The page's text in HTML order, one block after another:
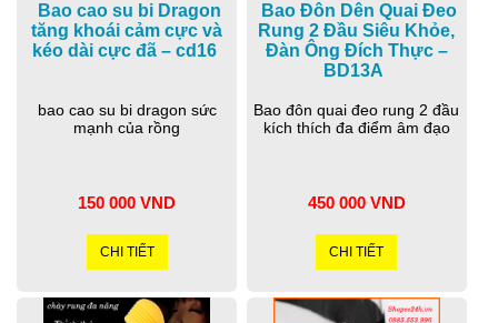
Bao cao su bi Dragon
tăng khoái cảm cực và
kéo dài cực đã – cd16
bao cao su bi dragon sức
mạnh của rồng
150 000 VND
CHI TIẾT
Bao Đôn Dên Quai Đeo
Rung 2 Đầu Siêu Khỏe,
Đàn Ông Đích Thực –
BD13A
Bao đôn quai đeo rung 2 đầu
kích thích đa điểm âm đạo
450 000 VND
CHI TIẾT